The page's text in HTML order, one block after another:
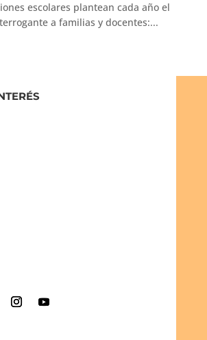
escolares plantean cada año el
a familias y docentes:...